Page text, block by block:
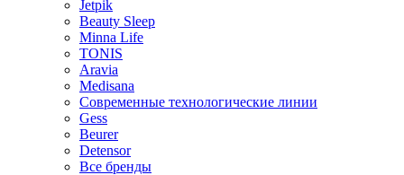
Jetpik
Beauty Sleep
Minna Life
TONIS
Aravia
Medisana
Современные технологические линии
Gess
Beurer
Detensor
Все бренды